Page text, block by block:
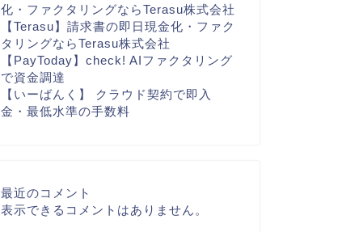
化・ファクタリングならTerasu株式会社
【Terasu】請求書の即日現金化・ファク
タリングならTerasu株式会社
【PayToday】check! AIファクタリング
で資金調達
【いーばんく】 クラウド契約で即入
金・最低水準の手数料
最近のコメント
表示できるコメントはありません。